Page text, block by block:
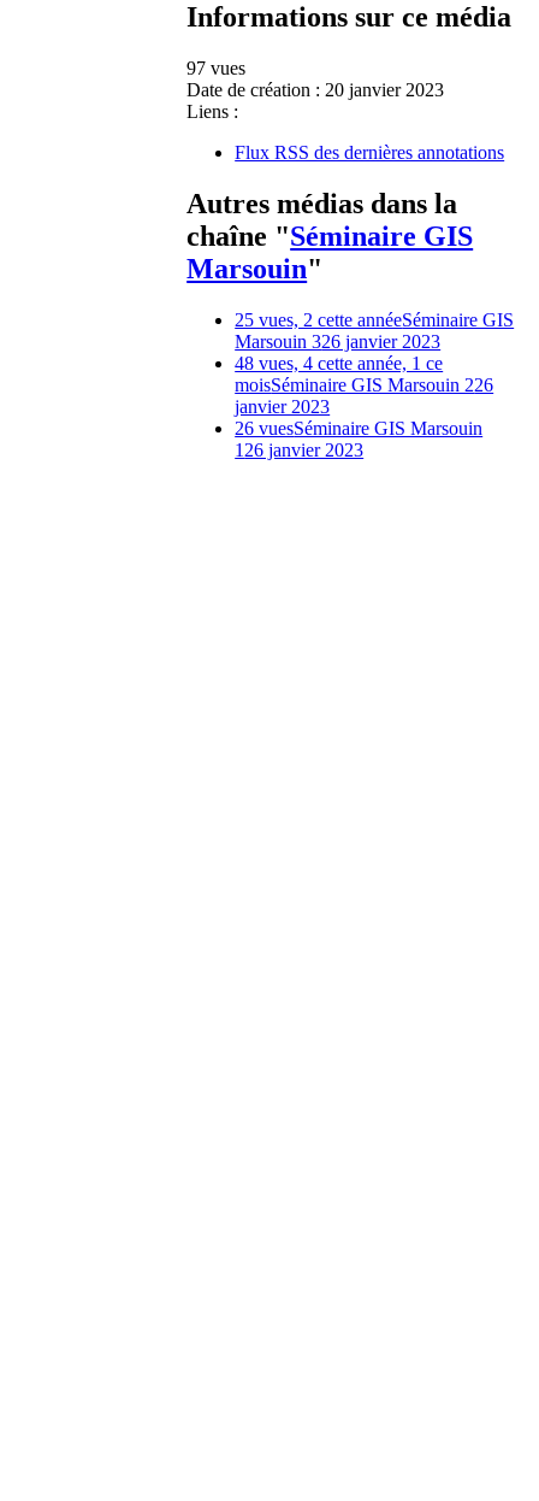
Informations sur ce média
97 vues
Date de création : 20 janvier 2023
Liens :
Flux RSS des dernières annotations
Autres médias dans la
chaîne "Séminaire GIS
Marsouin"
25 vues, 2 cette annéeSéminaire GIS
Marsouin 326 janvier 2023
48 vues, 4 cette année, 1 ce
moisSéminaire GIS Marsouin 226
janvier 2023
26 vuesSéminaire GIS Marsouin
1 26 janvier 2023